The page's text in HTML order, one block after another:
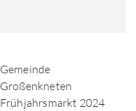
Gemeinde
Großenkneten
Frühjahrsmarkt 2024